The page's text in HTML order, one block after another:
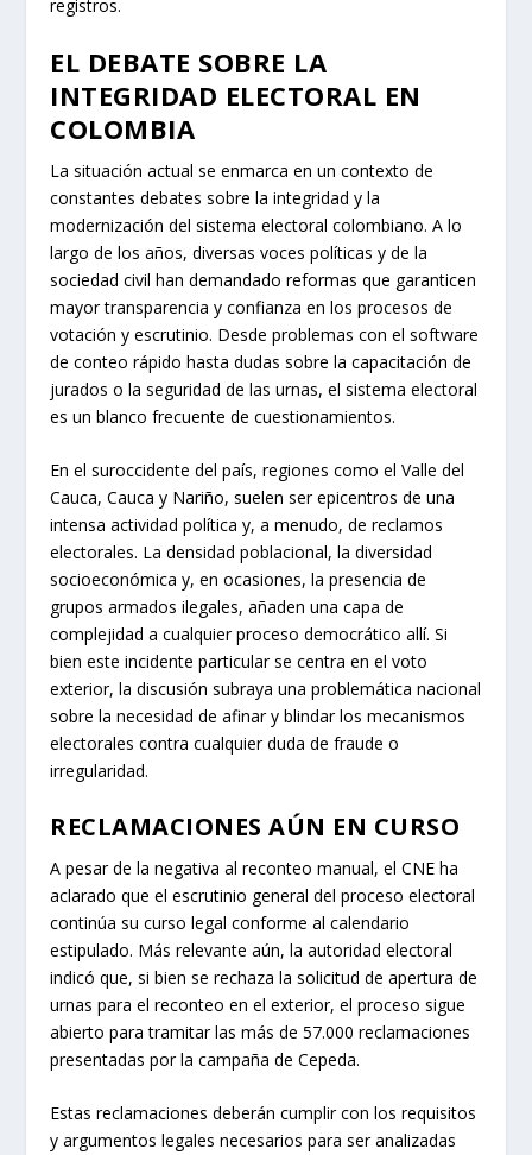
registros.
EL DEBATE SOBRE LA
INTEGRIDAD ELECTORAL EN
COLOMBIA
La situación actual se enmarca en un contexto de
constantes debates sobre la integridad y la
modernización del sistema electoral colombiano. A lo
largo de los años, diversas voces políticas y de la
sociedad civil han demandado reformas que garanticen
mayor transparencia y confianza en los procesos de
votación y escrutinio. Desde problemas con el software
de conteo rápido hasta dudas sobre la capacitación de
jurados o la seguridad de las urnas, el sistema electoral
es un blanco frecuente de cuestionamientos.
En el suroccidente del país, regiones como el Valle del
Cauca, Cauca y Nariño, suelen ser epicentros de una
intensa actividad política y, a menudo, de reclamos
electorales. La densidad poblacional, la diversidad
socioeconómica y, en ocasiones, la presencia de
grupos armados ilegales, añaden una capa de
complejidad a cualquier proceso democrático allí. Si
bien este incidente particular se centra en el voto
exterior, la discusión subraya una problemática nacional
sobre la necesidad de afinar y blindar los mecanismos
electorales contra cualquier duda de fraude o
irregularidad.
RECLAMACIONES AÚN EN CURSO
A pesar de la negativa al reconteo manual, el CNE ha
aclarado que el escrutinio general del proceso electoral
continúa su curso legal conforme al calendario
estipulado. Más relevante aún, la autoridad electoral
indicó que, si bien se rechaza la solicitud de apertura de
urnas para el reconteo en el exterior, el proceso sigue
abierto para tramitar las más de 57.000 reclamaciones
presentadas por la campaña de Cepeda.
Estas reclamaciones deberán cumplir con los requisitos
y argumentos legales necesarios para ser analizadas